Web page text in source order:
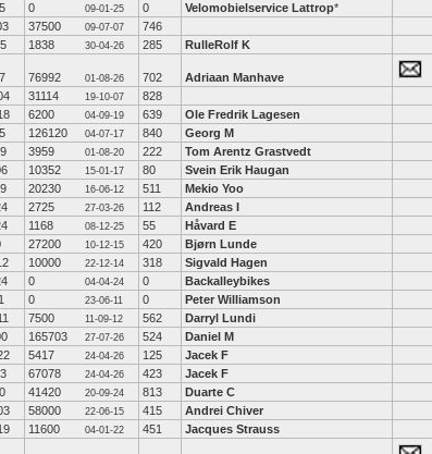
0 09-01-25 0 Velomobielservice Lattrop*
37500 09-07-07 746
1838 30-04-26 285 RulleRolf K
76992 01-08-26 702 Adriaan Manhave
31114 19-10-07 828
6200 04-09-19 639 Ole Fredrik Lagesen
126120 04-07-17 840 Georg M
3959 01-08-20 222 Tom Arentz Grastvedt
10352 15-01-17 80 Svein Erik Haugan
20230 16-06-12 511 Mekio Yoo
2725 27-03-26 112 Andreas I
1168 08-12-25 55 Håvard E
27200 10-12-15 420 Bjørn Lunde
10000 22-12-14 318 Sigvald Hagen
0 04-04-24 0 Backalleybikes
0 23-06-11 0 Peter Williamson
7500 11-09-12 562 Darryl Lundi
165703 27-07-26 524 Daniel M
5417 24-04-26 125 Jacek F
67078 24-04-26 423 Jacek F
41420 20-09-24 813 Duarte C
58000 22-06-15 415 Andrei Chiver
11600 04-01-22 451 Jacques Strauss